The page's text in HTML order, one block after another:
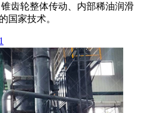
齿轮整体传动、内部稀油润滑
国家技术。